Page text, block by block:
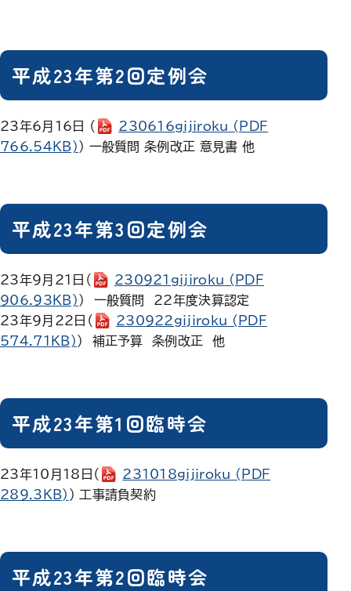
平成23年第2回定例会
23年6月16日 （ 230616gijiroku (PDF
766.54KB) ） 一般質問 条例改正 意見書 他
平成23年第3回定例会
23年9月21日（ 230921gijiroku (PDF
906.93KB) ） 一般質問 22年度決算認定
23年9月22日（
230922gijiroku (PDF
574.71KB) ） 補正予算 条例改正 他
平成23年第1回臨時会
23年10月18日（ 231018gijiroku (PDF
289.3KB) ） 工事請負契約
平成23年第2回臨時会